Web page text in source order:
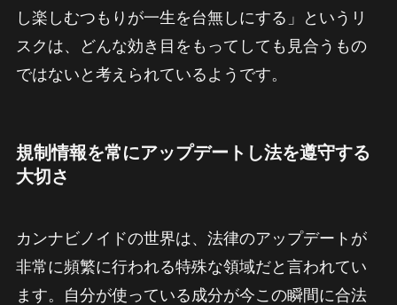
し楽しむつもりが一生を台無しにする」というリ
スクは、どんな効き目をもってしても見合うもの
ではないと考えられているようです。
規制情報を常にアップデートし法を遵守する
大切さ
カンナビノイドの世界は、法律のアップデートが
非常に頻繁に行われる特殊な領域だと言われてい
ます。自分が使っている成分が今この瞬間に合法